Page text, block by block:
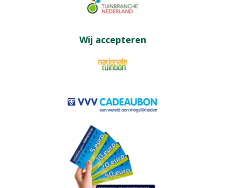
Wij accepteren